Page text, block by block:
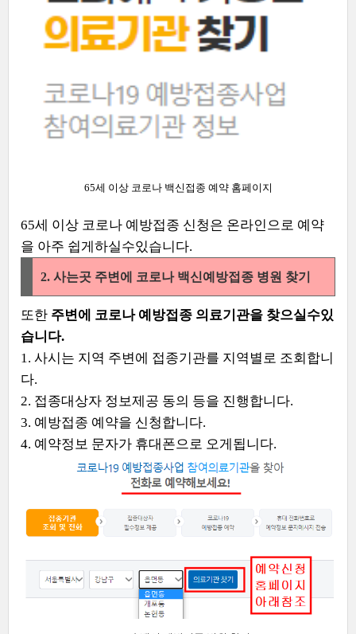
65세 이상 코로나 백신접종 예약 홈페이지
65세 이상 코로나 예방접종 신청은 온라인으로 예약
을 아주 쉽게하실수있습니다.
2. 사는곳 주변에 코로나 백신예방접종 병원 찾기
또한 주변에 코로나 예방접종 의료기관을 찾으실수있
습니다.
1. 사시는 지역 주변에 접종기관를 지역별로 조회합니
다.
2. 접종대상자 정보제공 동의 등을 진행합니다.
3. 예방접종 예약을 신청합니다.
4. 예약정보 문자가 휴대폰으로 오게됩니다.